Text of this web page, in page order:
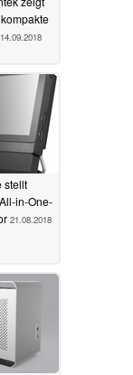
14.09.2018
stellt
in-One-
21.08.2018